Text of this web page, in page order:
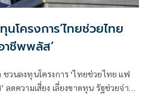
โครงการ‘ไทยช่วยไทย
าชีพพลัส’
วนลงทุนโครงการ ‘ไทยช่วยไทย แฟ
ลดความเสี่ยง เลี่ยงขาดทุน รัฐช่วยจ่าย